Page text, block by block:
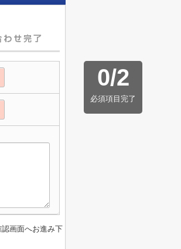
0/2
必須項目完了
画面へお進み下